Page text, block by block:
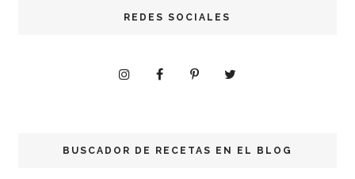
REDES SOCIALES
BUSCADOR DE RECETAS EN EL BLOG